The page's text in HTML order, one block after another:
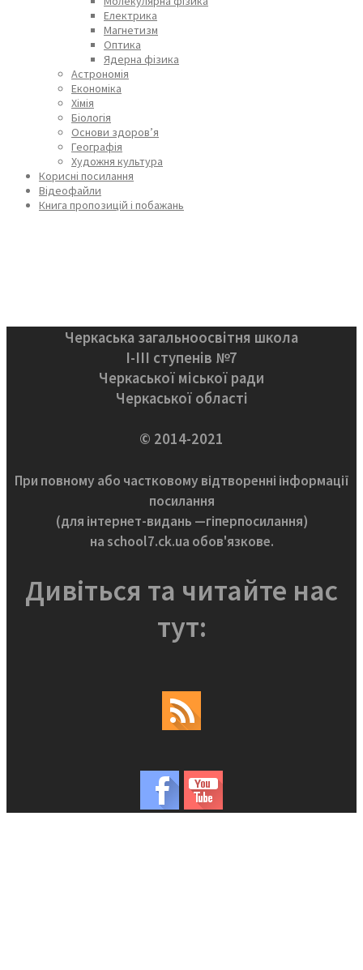
Електрика
Магнетизм
Оптика
Ядерна фізика
Астрономія
Економіка
Хімія
Біологія
Основи здоров’я
Географія
Художня культура
Корисні посилання
Відеофайли
Книга пропозицій і побажань
Черкаська загальноосвітня школа
І-ІІІ ступенів №7
Черкаської міської ради
Черкаської області
© 2014-2021
При повному або частковому відтворенні інформації
посилання
(для інтернет-видань —гіперпосилання)
на school7.ck.ua обов'язкове.
Дивіться та читайте нас
тут: